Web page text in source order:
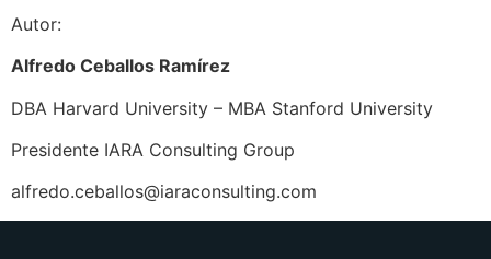
Autor:
Alfredo Ceballos Ramírez
DBA Harvard University – MBA Stanford University
Presidente IARA Consulting Group
alfredo.ceballos@iaraconsulting.com